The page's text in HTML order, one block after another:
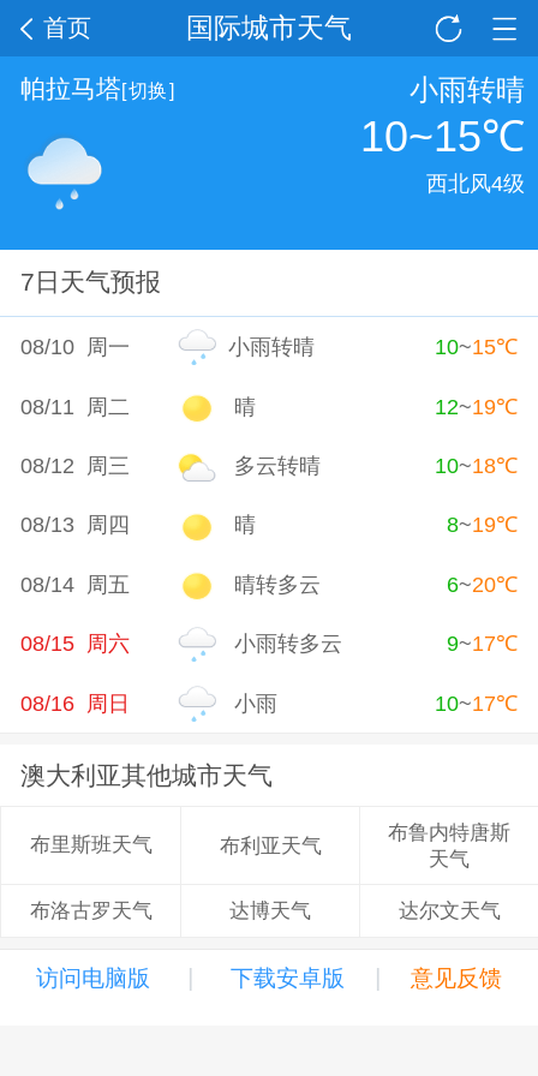
国际城市天气
首页
帕拉马塔[切换] 小雨转晴
10~15℃
西北风4级
7日天气预报
08/10 周一 小雨转晴 10~15℃
08/11 周二 晴 12~19℃
08/12 周三 多云转晴 10~18℃
08/13 周四 晴 8~19℃
08/14 周五 晴转多云 6~20℃
08/15 周六 小雨转多云 9~17℃
08/16 周日 小雨 10~17℃
澳大利亚其他城市天气
布里斯班天气 布利亚天气
布鲁内特唐斯
天气
布洛古罗天气 达博天气 达尔文天气
访问电脑版 | 下载安卓版 | 意见反馈